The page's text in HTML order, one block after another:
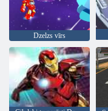
Dzelzs vīrs